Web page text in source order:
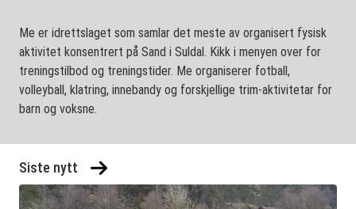
Me er idrettslaget som samlar det meste av organisert fysisk
aktivitet konsentrert på Sand i Suldal. Kikk i menyen over for
treningstilbod og treningstider. Me organiserer fotball,
volleyball, klatring, innebandy og forskjellige trim-aktivitetar for
barn og voksne.
Siste nytt